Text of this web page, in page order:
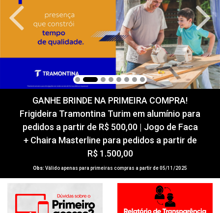
GANHE BRINDE NA PRIMEIRA COMPRA!
Frigideira Tramontina Turim em alumínio para
pedidos a partir de R$ 500,00 | Jogo de Faca
+ Chaira Masterline para pedidos a partir de